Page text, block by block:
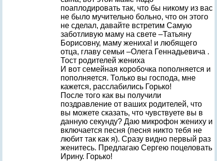
поаплодировать так, что бы никому из вас
не было мучительно больно, что он этого
не сделал, давайте встретим Самую
заботливую маму на свете –Татьяну
Борисовну, маму жениха! и любящего
отца, главу семьи –Олега Геннадьевича .
Тост родителей жениха
И вот семейная коробочка пополняется и
пополняется. Только вы господа, мне
кажется, расслабились Горько!
После того как вы получили
поздравление от ваших родителей, что
вы можете сказать, что чувствуете вы в
данную секунду? Даю микрофон жениху и
включается песня (песня никто тебя не
любит так как я). Сразу видно первый раз
женитесь. Предлагаю Сергею поцеловать
Ирину. Горько!